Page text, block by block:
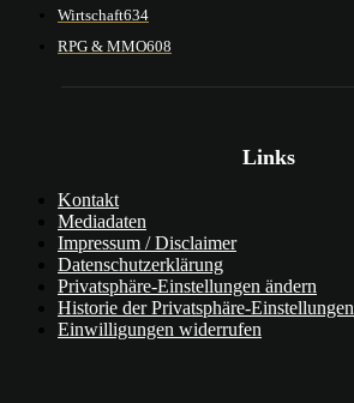
Wirtschaft634
RPG & MMO608
Links
Kontakt
Mediadaten
Impressum / Disclaimer
Datenschutzerklärung
Privatsphäre-Einstellungen ändern
Historie der Privatsphäre-Einstellungen
Einwilligungen widerrufen